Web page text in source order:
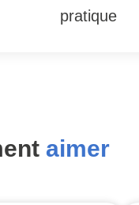
pratique
aimer